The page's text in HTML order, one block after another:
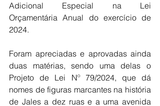
Adicional Especial na Lei
Orçamentária Anual do exercício de
2024.
Foram apreciadas e aprovadas ainda
duas matérias, sendo uma delas o
Projeto de Lei Nº 79/2024, que dá
nomes de figuras marcantes na história
de Jales a dez ruas e a uma avenida